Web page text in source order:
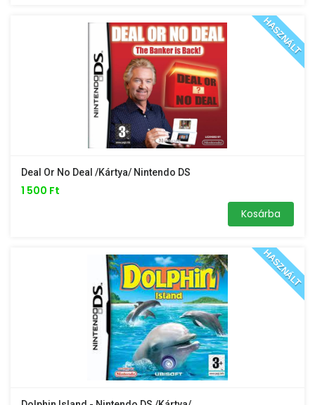
HASZNÁLT
Deal Or No Deal /kártya/ Nintendo DS
1 500 Ft
Kosárba
HASZNÁLT